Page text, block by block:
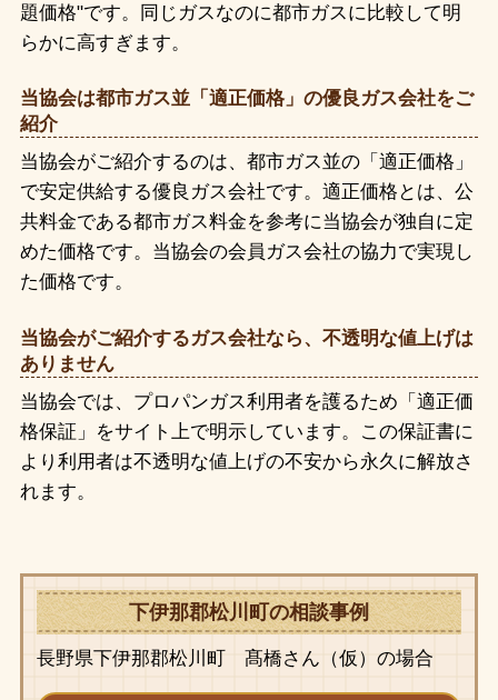
題価格"です。同じガスなのに都市ガスに比較して明
らかに高すぎます。
当協会は都市ガス並「適正価格」の優良ガス会社をご
紹介
当協会がご紹介するのは、都市ガス並の「適正価格」
で安定供給する優良ガス会社です。適正価格とは、公
共料金である都市ガス料金を参考に当協会が独自に定
めた価格です。当協会の会員ガス会社の協力で実現し
た価格です。
当協会がご紹介するガス会社なら、不透明な値上げは
ありません
当協会では、プロパンガス利用者を護るため「適正価
格保証」をサイト上で明示しています。この保証書に
より利用者は不透明な値上げの不安から永久に解放さ
れます。
下伊那郡松川町の相談事例
長野県下伊那郡松川町 髙橋さん（仮）の場合